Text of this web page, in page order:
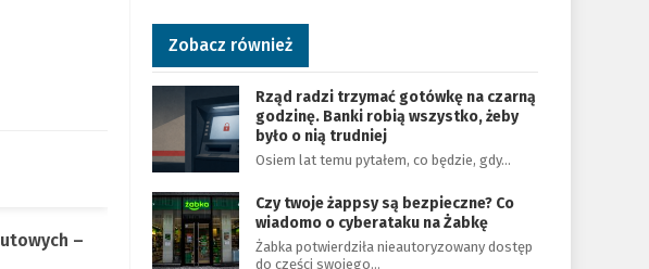
–
Zobacz również
Rząd radzi trzymać gotówkę na czarną
godzinę. Banki robią wszystko, żeby
było o nią trudniej
Osiem lat temu pytałem, co będzie, gdy…
Czy twoje żappsy są bezpieczne? Co
wiadomo o cyberataku na Żabkę
Żabka potwierdziła nieautoryzowany dostęp
do części swojego…